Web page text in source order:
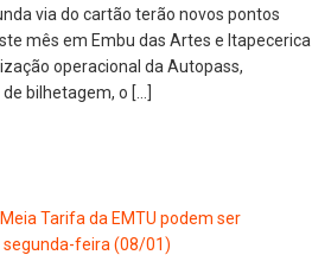
via do cartão terão novos pontos
mês em Embu das Artes e Itapecerica
operacional da Autopass,
bilhetagem, o […]